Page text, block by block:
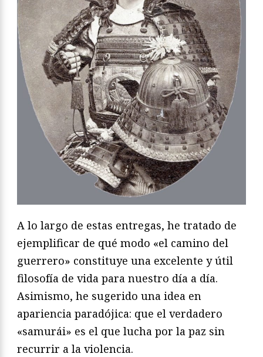
A lo largo de estas entregas, he tratado de
ejemplificar de qué modo «el camino del
guerrero» constituye una excelente y útil
filosofía de vida para nuestro día a día.
Asimismo, he sugerido una idea en
apariencia paradójica: que el verdadero
«samurái» es el que lucha por la paz sin
recurrir a la violencia.